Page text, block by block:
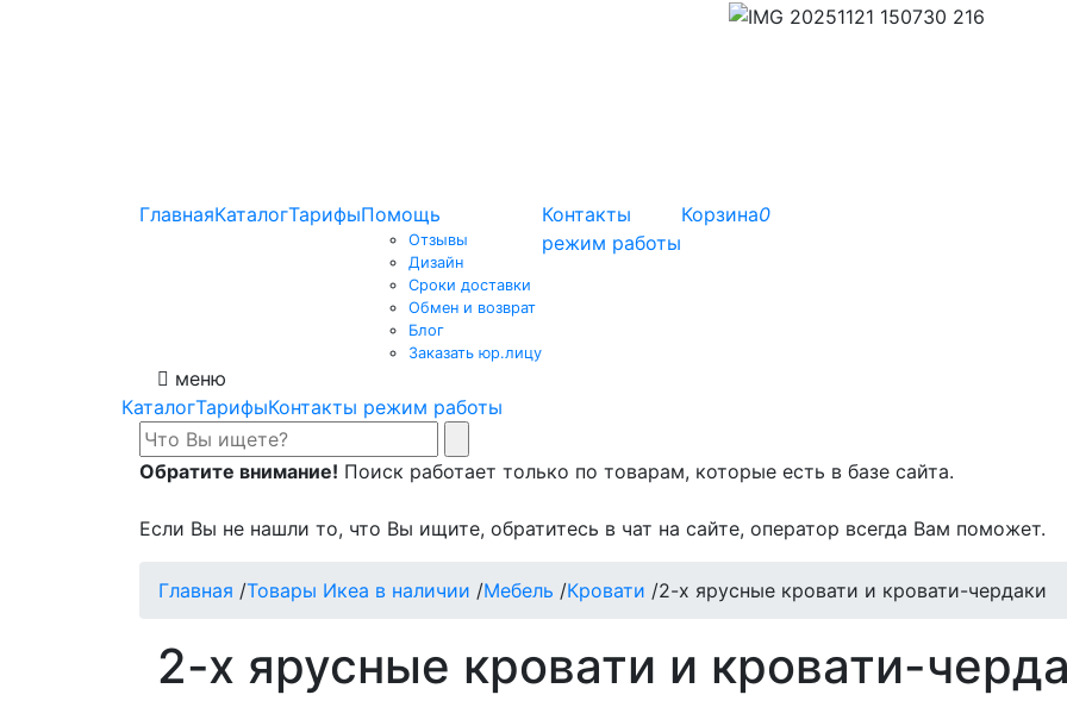
ГлавнаяКаталогТарифыПомощь
Отзывы
Дизайн
Сроки доставки
Обмен и возврат
Блог
Заказать юр.лицу
Контакты
режим работы
Корзина0
меню
КаталогТарифыКонтакты режим работы
Обратите внимание! Поиск работает только по товарам, которые есть в базе сайта.
Если Вы не нашли то, что Вы ищите, обратитесь в чат на сайте, оператор всегда Вам поможет.
Главная /Товары Икеа в наличии /Мебель /Кровати /2-х ярусные кровати и кровати-чердаки
2-х ярусные кровати и кровати-